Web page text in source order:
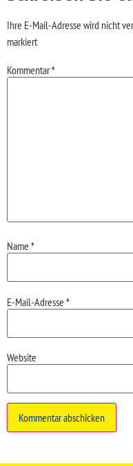
Ihre E-Mail-Adresse wird nicht
markiert
Kommentar*
Name *
E-Mail-Adresse *
Website